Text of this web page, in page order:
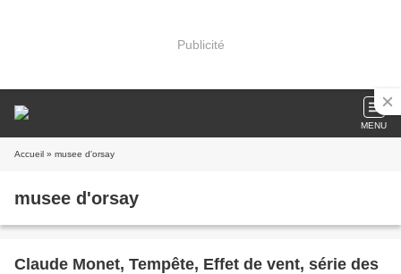
Publicité
MENU
Accueil » musee d'orsay
musee d'orsay
Claude Monet, Tempête, Effet de vent, série des